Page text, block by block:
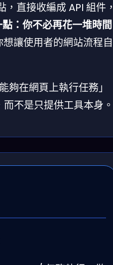
直接收編成 API 組件，
：你不必再花一堆時間
讓使用者的網站流程自
在網頁上執行任務」
不是只提供工具本身。